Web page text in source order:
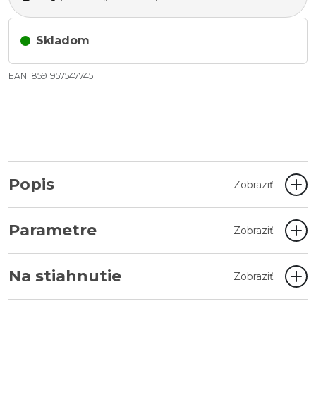
Skladom
EAN: 8591957547745
Popis Zobraziť
Parametre Zobraziť
Na stiahnutie Zobraziť